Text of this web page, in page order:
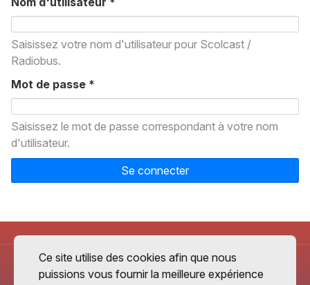
Saisissez votre nom d'utilisateur pour Scolcast /
Radiobus.
Mot de passe *
Saisissez le mot de passe correspondant à votre nom
d'utilisateur.
Se connecter
Ce site utilise des cookies afin que nous
puissions vous fournir la meilleure expérience